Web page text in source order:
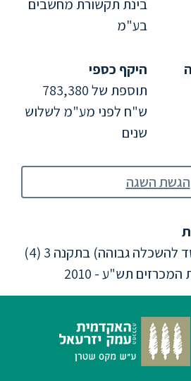
בינת תקשורת מחשבים
בע"מ
היקף כספי
תוספת של 783,380
ש"ח לפני מע"מ לשלוש
שנים
הגשת השגה
(התקשרויות של מוסד להשכלה גבוהה) בתקנה 3 (4)